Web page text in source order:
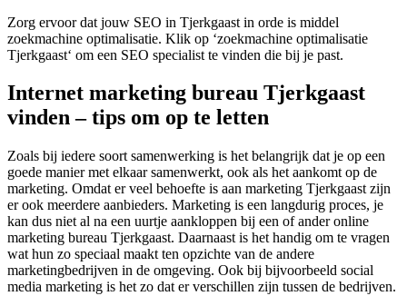
Zorg ervoor dat jouw SEO in Tjerkgaast in orde is middel
zoekmachine optimalisatie. Klik op ‘zoekmachine optimalisatie
Tjerkgaast‘ om een SEO specialist te vinden die bij je past.
Internet marketing bureau Tjerkgaast
vinden – tips om op te letten
Zoals bij iedere soort samenwerking is het belangrijk dat je op een
goede manier met elkaar samenwerkt, ook als het aankomt op de
marketing. Omdat er veel behoefte is aan marketing Tjerkgaast zijn
er ook meerdere aanbieders. Marketing is een langdurig proces, je
kan dus niet al na een uurtje aankloppen bij een of ander online
marketing bureau Tjerkgaast. Daarnaast is het handig om te vragen
wat hun zo speciaal maakt ten opzichte van de andere
marketingbedrijven in de omgeving. Ook bij bijvoorbeeld social
media marketing is het zo dat er verschillen zijn tussen de bedrijven.